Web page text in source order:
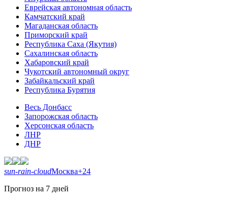
Еврейская автономная область
Камчатский край
Магаданская область
Приморский край
Республика Саха (Якутия)
Сахалинская область
Хабаровский край
Чукотский автономный округ
Забайкальский край
Республика Бурятия
Весь Донбасс
Запорожская область
Херсонская область
ЛНР
ДНР
sun-rain-cloudМосква+24
Прогноз на 7 дней